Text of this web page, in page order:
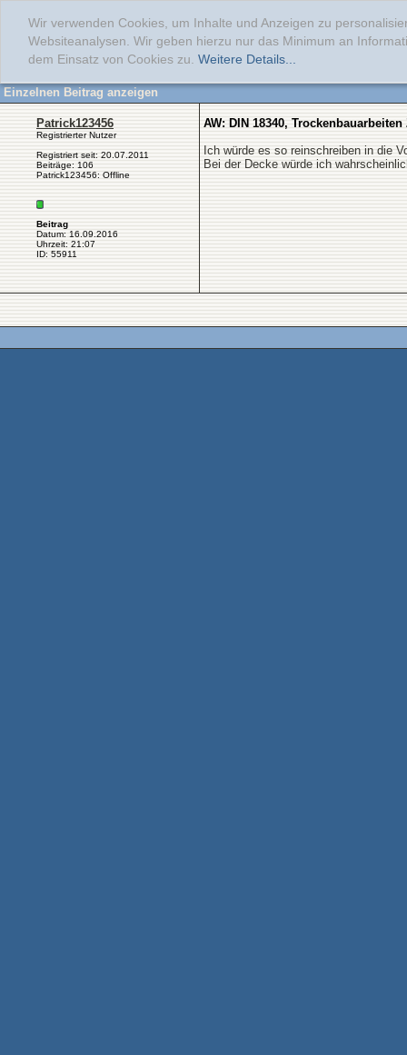
Wir verwenden Cookies, um Inhalte und Anzeigen zu
Websiteanalysen. Wir geben hierzu nur das Minimum an
dem Einsatz von Cookies zu. Weitere Details...
Einzelnen Beitrag anzeigen
Patrick123456
Registrierter Nutzer
Registriert seit: 20.07.2011
Beiträge: 106
Patrick123456: Offline
Beitrag
Datum: 16.09.2016
Uhrzeit: 21:07
ID: 55911
AW: DIN 18340,
Ich würde es so reinschreiben in die
Bei der Decke würde ich